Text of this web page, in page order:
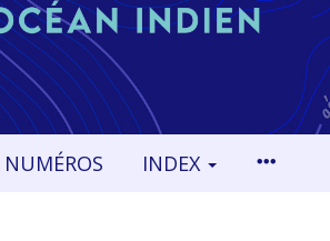
NUMÉROS INDEX